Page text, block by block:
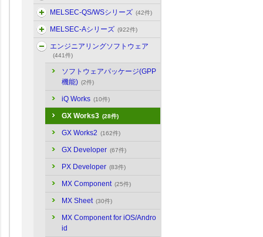
MELSEC-QS/WSシリーズ (42件)
MELSEC-Aシリーズ (922件)
エンジニアリングソフトウェア
(441件)
ソフトウェアパッケージ(GPP
機能) (2件)
iQ Works (10件)
GX Works3 (28件)
GX Works2 (162件)
GX Developer (67件)
PX Developer (83件)
MX Component (25件)
MX Sheet (30件)
MX Component for iOS/Andro
id